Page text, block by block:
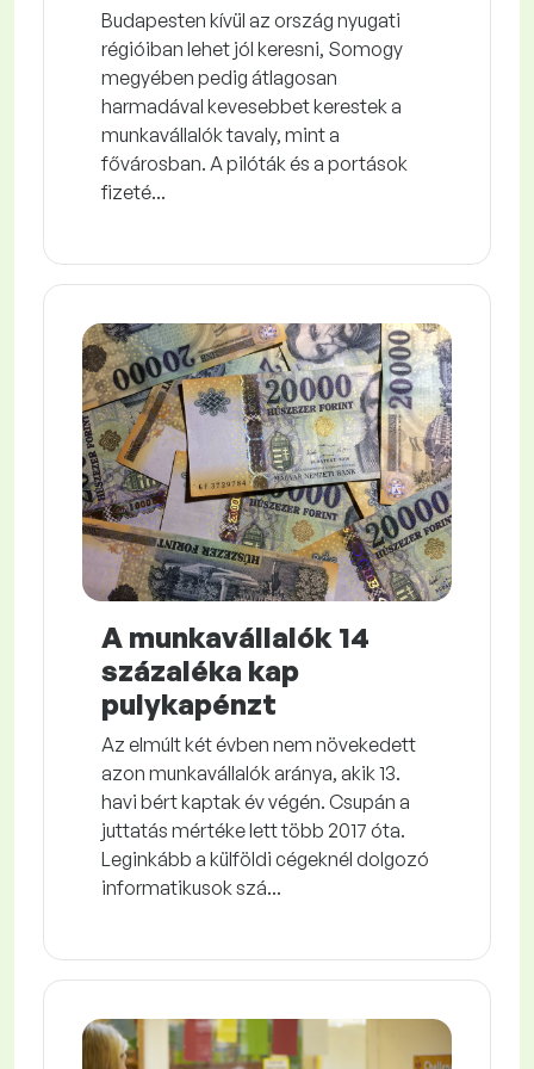
Budapesten kívül az ország nyugati
régióiban lehet jól keresni, Somogy
megyében pedig átlagosan
harmadával kevesebbet kerestek a
munkavállalók tavaly, mint a
fővárosban. A pilóták és a portások
fizeté...
A munkavállalók 14
százaléka kap
pulykapénzt
Az elmúlt két évben nem növekedett
azon munkavállalók aránya, akik 13.
havi bért kaptak év végén. Csupán a
juttatás mértéke lett több 2017 óta.
Leginkább a külföldi cégeknél dolgozó
informatikusok szá...